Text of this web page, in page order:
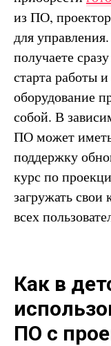
из ПО,
для
получаете
старта работы
оборудование
собой. В
ПО может
поддержку
курс по
загружать свои
всех
Как в
ПО с